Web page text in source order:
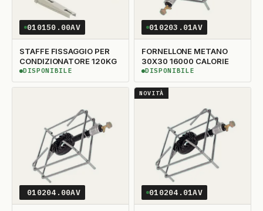
010150.00AV
STAFFE FISSAGGIO PER
CONDIZIONATORE 120KG
DISPONIBILE
DISPONIBILE
010203.01AV
FORNELLONE METANO
30X30 16000 CALORIE
DISPONIBILE
DISPONIBILE
010204.00AV
NOVITÀ
010204.01AV